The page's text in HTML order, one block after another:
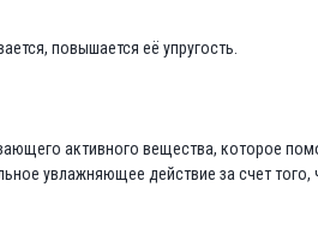
повышается её упругость.
активного вещества, которое
увлажняющее действие за счет того,